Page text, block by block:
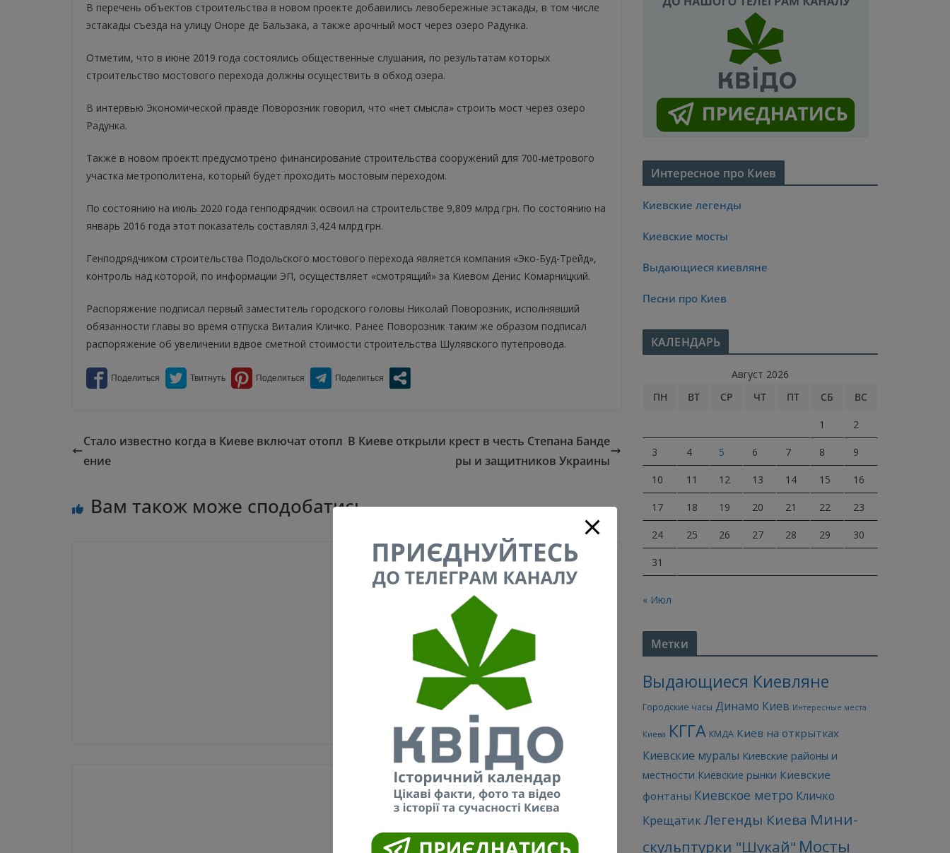
В перечень объектов строительства в новом проекте добавились левобережные эстакады, в том числе
эстакады съезда на улицу Оноре де Бальзака, а также арочный мост через озеро Радунка.
Отметим, что в июне 2019 года состоялись общественные слушания, по результатам которых
строительство мостового перехода должны осуществить в обход озера.
В интервью Экономической правде Поворозник говорил, что «нет смысла» строить мост через озеро
Радунка.
Также в новом проектt предусмотрено финансирование строительства сооружений для 700-метрового
участка метрополитена, который будет проходить мостовым переходом.
По состоянию на июль 2020 года генподрядчик освоил на строительстве 9,809 млрд грн. По состоянию на
январь 2016 года этот показатель составлял 3,424 млрд грн.
Генподрядчиком строительства Подольского мостового перехода является компания «Эко-Буд-Трейд»,
контроль над которой, по информации ЭП, осуществляет «смотрящий» за Киевом Денис Комарницкий.
Распоряжение подписал первый заместитель городского головы Николай Поворозник, исполнявший
обязанности главы во время отпуска Виталия Кличко. Ранее Поворозник таким же образом подписал
распоряжение об увеличении вдвое сметной стоимости строительства Шулявского путепровода.
Стало известно когда в Киеве включат отопл
ение
В Киеве открыли крест в честь Степана Банде
ры и защитников Украины
Вам також може сподобатись
Виталий Кличко отстранил
Поворозника на время
расследования
Мэр Киева Виталий Кличко отстранил Николая
Поворозника от исполнения обязанностей на
время расследования и возложил исполнение
обязанностей первого заместителя председателя
50000 врачу и 30000 медсестре.
Мэр Киева анонсировал зарплаты
за март
Интересное про Киев
Киевские легенды
Киевские мосты
Выдающиеся киевляне
Песни про Киев
КАЛЕНДАРЬ
Август 2026
ПН
ВТ СР ЧТ ПТ СБ ВС
1 2
3 4 5 6 7 8 9
10 11 12 13 14 15 16
17 18 19 20 21 22 23
24 25 26 27 28 29 30
31
« Июл
Метки
Выдающиеся Киевляне
Городские часы Динамо Киев Интересные места
Киева КГГА КМДА Киев на открытках
Киевские муралы Киевские районы и
местности Киевские рынки Киевские
фонтаны Киевское метро Кличко
КрещатикЛегенды Киева Мини-
скульптурки "Шукай" Мосты